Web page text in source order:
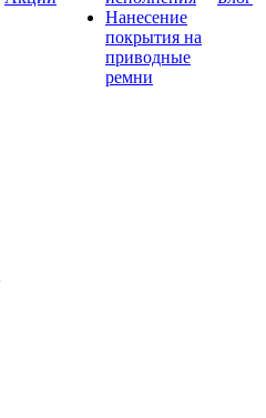
Нанесение
покрытия на
приводные
ремни